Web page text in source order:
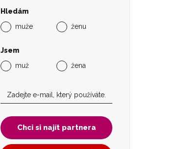
Hledám
muže
ženu
Jsem
muž
žena
Chci si najít partnera